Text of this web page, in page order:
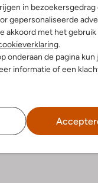
in bezoekersgedrag
gepersonaliseerde
akkoord met het gebruik
.
onderaan de pagina kun
informatie of een